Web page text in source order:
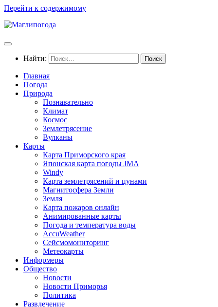
Перейти к содержимому
Найти:
Главная
Погода
Природа
Познавательно
Климат
Космос
Землетрясение
Вулканы
Карты
Карта Приморского края
Японская карта погоды JMA
Windy
Карта землетрясений и цунами
Магнитосфера Земли
Земля
Карта пожаров онлайн
Анимированные карты
Погода и температура воды
AccuWeather
Сейсмомониторинг
Метеокарты
Информеры
Общество
Новости
Новости Приморья
Политика
Развлечение